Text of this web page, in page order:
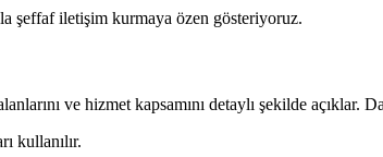
şeffaf iletişim kurmaya özen gösteriyoruz.
ve hizmet kapsamını detaylı şekilde açıklar.
kullanılır.